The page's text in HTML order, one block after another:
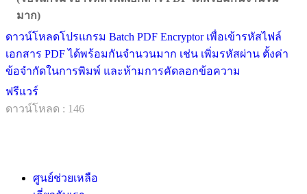
มาก)
ดาวน์โหลดโปรแกรม Batch PDF Encryptor เพื่อเข้ารหัสไฟล์
เอกสาร PDF ได้พร้อมกันจำนวนมาก เช่น เพิ่มรหัสผ่าน ตั้งค่า
ข้อจำกัดในการพิมพ์ และห้ามการคัดลอกข้อความ
ฟรีแวร์
ดาวน์โหลด : 146
ศูนย์ช่วยเหลือ